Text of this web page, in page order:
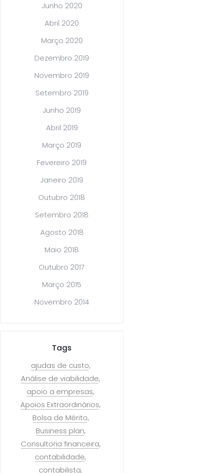
Junho 2020
Abril 2020
Março 2020
Dezembro 2019
Novembro 2019
Setembro 2019
Junho 2019
Abril 2019
Março 2019
Fevereiro 2019
Janeiro 2019
Outubro 2018
Setembro 2018
Agosto 2018
Maio 2018
Outubro 2017
Março 2015
Novembro 2014
Tags
ajudas de custo
Análise de viabilidade
apoio a empresas
Apoios Extraordinários
Bolsa de Mérito
Business plan
Consultoria financeira
contabilidade
contabilista